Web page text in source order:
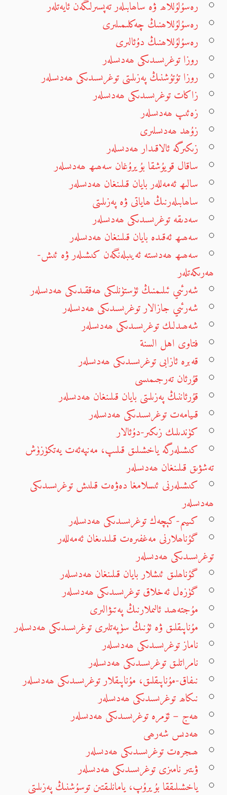
رەسۇلۇللاھ ۋە ساھابىلەر تەپسىرلىگەن ئايەتلەر
رەسۇلۇللاھنىڭ چەكلىمىلىرى
رەسۇلۇللاھنىڭ دۇئالىرى
روزا توغرىسىدىكى ھەدىسلەر
روزا تۇتۇشنىڭ پەزىلىتى توغرىسىدىكى ھەدىسلەر
زاكات توغرىسىدىكى ھەدىسلەر
زەئىپ ھەدىسلەر
زۇھد ھەدىسلىرى
زىكىرگە ئالاقىدار ھەدىسلەر
ساقال قويۇشقا بۇيرۇغان سەھىھ ھەدىسلەر
سالىھ ئەمەللەر بايان قىلىنغان ھەدىسلەر
ساھابىلەرنىڭ ھاياتى ۋە پەزىلىتى
سەدىقە توغرىسىدىكى ھەدىسلەر
سەھىھ ئەقىدە بايان قىلىنغان ھەدىسلەر
سەھىھ ھەدىستە ئەيىبلەنگەن كىشىلەر ۋە ئىش-
ھەرىكەتلەر
شەرئىي ئىلىمنىڭ ئۈستۈنلىكى ھەققىدىكى ھەدىسلەر
شەرئىي جازالار توغرىسىدىكى ھەدىسلەر
شەھىدلىك توغرىسىدىكى ھەدىسلەر
فتاوى اهل السنة
قەبرە ئازابى توغرىسىدىكى ھەدىسلەر
قۇرئان تەرجىمىسى
قۇرئاننىڭ پەزىلىتى بايان قىلىنغان ھەدىسلەر
قىيامەت توغرىسىدىكى ھەدىسلەر
كۈندىلىك زىكىر-دۇئالار
كىشىلەرگە ياخشىلىق قىلىپ، مەنپەئەت يەتكۈزۈش
تەشۋىق قىلىنغان ھەدىسلەر
كىشىلەرنى ئىسلامغا دەۋەت قىلىش توغرىسىدىكى
ھەدىسلەر
كىيىم-كېچەك توغرىسىدىكى ھەدىسلەر
گۇناھلارنى مەغفىرەت قىلىدىغان ئەمەللەر
توغرىسىدىكى ھەدىسلەر
گۇناھلىق ئىشلار بايان قىلىنغان ھەدىسلەر
گۈزەل ئەخلاق توغرىسىدىكى ھەدىسلەر
مۇجتەھىد ئالىملارنىڭ پەتىۋالىرى
مۇناپىقلىق ۋە ئۇنىڭ سۈپەتلىرى توغرىسىدىكى ھەدىسلەر
ناماز توغرىسىدىكى ھەدىسلەر
نامراتلىق توغرىسىدىكى ھەدىسلەر
نىفاق-مۇناپىقلىق، مۇناپىقلار توغرىسىدىكى ھەدىسلەر
نىكاھ توغرىسىدىكى ھەدىسلەر
ھەج – ئۆمرە توغرىسىدىكى ھەدىسلەر
ھەدىس شەرھى
ھىجرەت توغرىسىدىكى ھەدىسلەر
ۋىتىر نامىزى توغرىسىدىكى ھەدىسلەر
ياخشىلىققا بۇيرۇپ، يامانلىقتىن توسۇشنىڭ پەزىلىتى